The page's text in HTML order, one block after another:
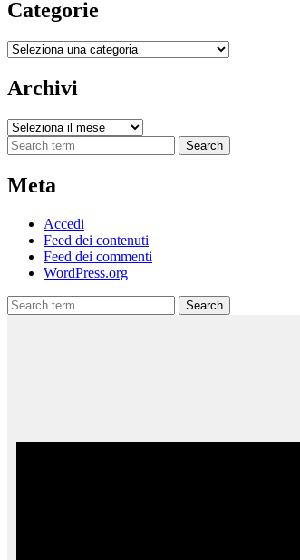
Categorie
Categorie
Archivi
Archivi
Search
Meta
Accedi
Feed dei contenuti
Feed dei commenti
WordPress.org
Search